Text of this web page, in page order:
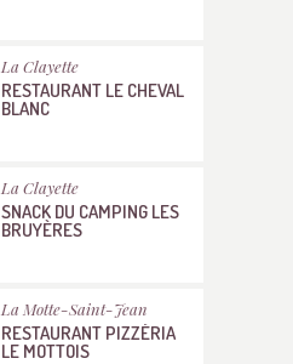
La Clayette
RESTAURANT LE CHEVAL
BLANC
La Clayette
SNACK DU CAMPING LES
BRUYÈRES
La Motte-Saint-Jean
RESTAURANT PIZZÉRIA
LE MOTTOIS